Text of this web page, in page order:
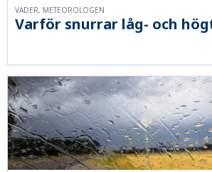
Varför snurrar låg- och
VÄDER, METEOROLOGEN